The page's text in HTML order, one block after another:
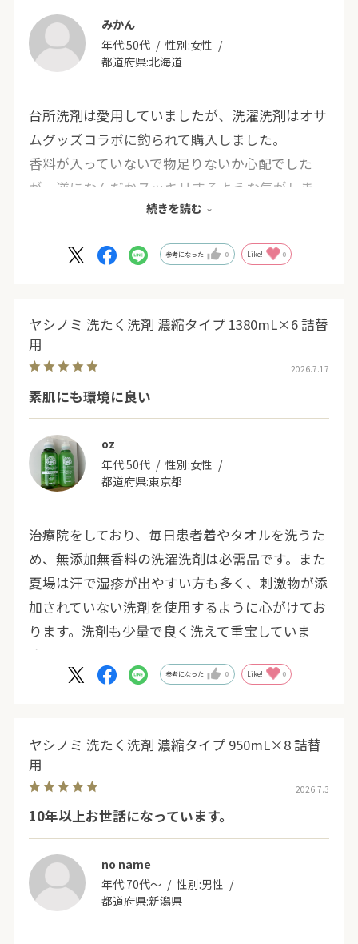
みかん
年代:50代 性別:女性
都道府県:北海道
台所洗剤は愛用していましたが、洗濯洗剤はオサ
ムグッズコラボに釣られて購入しました。
香料が入っていないで物足りないか心配でした
が、逆になんだかスッキリするような気がしま
食器拭きを軽く洗う時にも大活躍しています。
続きを読む
参考になった 0 Like! 0
ヤシノミ 洗たく洗剤 濃縮タイプ 1380mL×6 詰替
用
2026.7.17
素肌にも環境に良い
oz
年代:50代 性別:女性
都道府県:東京都
治療院をしており、毎日患者着やタオルを洗うた
め、無添加無香料の洗濯洗剤は必需品です。また
夏場は汗で湿疹が出やすい方も多く、刺激物が添
加されていない洗剤を使用するように心がけてお
ります。洗剤も少量で良く洗えて重宝していま
す。
参考になった 0 Like! 0
ヤシノミ 洗たく洗剤 濃縮タイプ 950mL×8 詰替
用
2026.7.3
10年以上お世話になっています。
no name
年代:70代～ 性別:男性
都道府県:新潟県